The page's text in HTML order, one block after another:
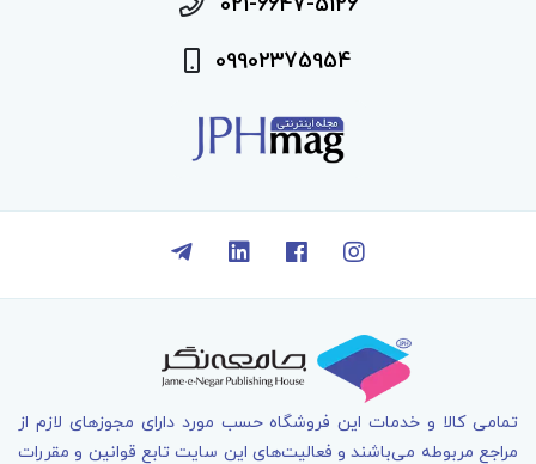
09902375954
تمامی کالا و خدمات اين فروشگاه حسب مورد دارای مجوزهای لازم از
مراجع مربوطه می‌باشند و فعاليت‌های اين سايت تابع قوانين و مقررات